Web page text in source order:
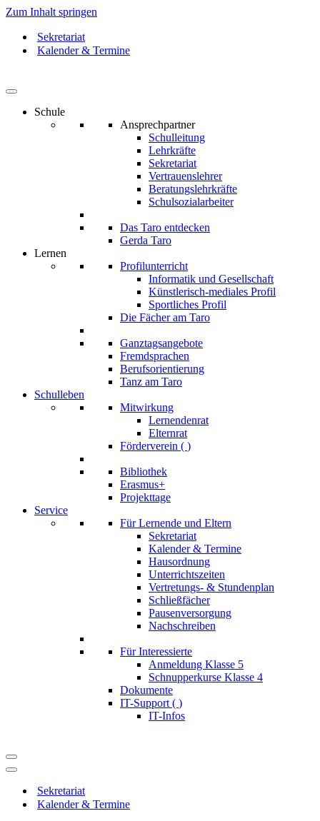
Zum Inhalt springen
Sekretariat
Kalender & Termine
Schule
Ansprechpartner
Schulleitung
Lehrkräfte
Sekretariat
Vertrauenslehrer
Beratungslehrkräfte
Schulsozialarbeiter
Das Taro entdecken
Gerda Taro
Lernen
Profilunterricht
Informatik und Gesellschaft
Künstlerisch-mediales Profil
Sportliches Profil
Die Fächer am Taro
Ganztagsangebote
Fremdsprachen
Berufsorientierung
Tanz am Taro
Schulleben
Mitwirkung
Lernendenrat
Elternrat
Förderverein ( )
Bibliothek
Erasmus+
Projekttage
Service
Für Lernende und Eltern
Sekretariat
Kalender & Termine
Hausordnung
Unterrichtszeiten
Vertretungs- & Stundenplan
Schließfächer
Pausenversorgung
Nachschreiben
Für Interessierte
Anmeldung Klasse 5
Schnupperkurse Klasse 4
Dokumente
IT-Support ( )
IT-Infos
Navigationsmenü
Navigationsmenü
Sekretariat
Kalender & Termine